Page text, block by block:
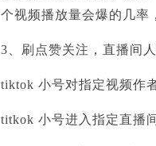
个视频播放量会爆的几率
3、刷点赞关注，直播间
tiktok 小号对指定视频作
titkok 小号进入指定直播